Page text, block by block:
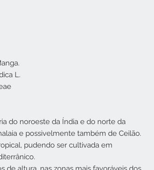
L.
do noroeste da Índia e do norte da
e possivelmente também de Ceilão.
pudendo ser cultivada em